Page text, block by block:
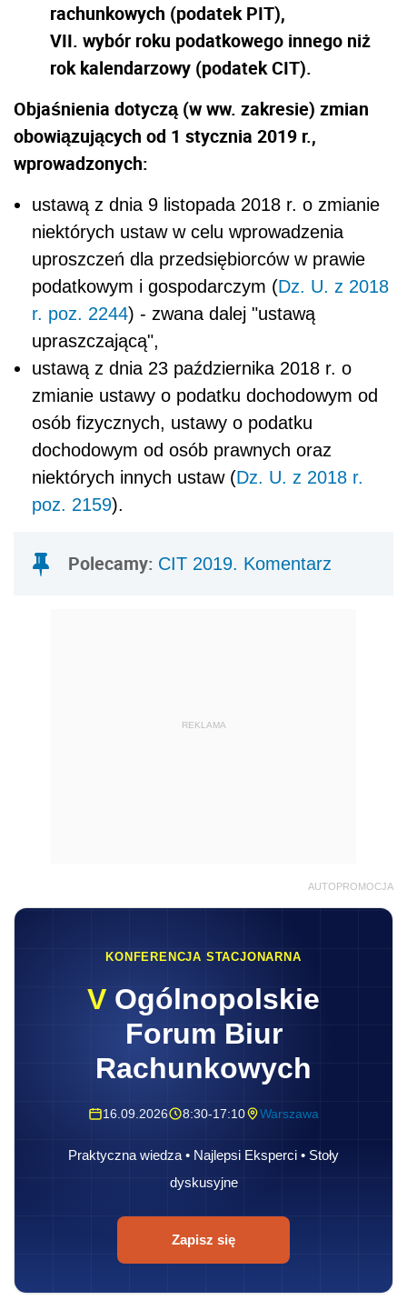
rachunkowych (podatek PIT),
VII. wybór roku podatkowego innego niż
rok kalendarzowy (podatek CIT).
Objaśnienia dotyczą (w ww. zakresie) zmian
obowiązujących od 1 stycznia 2019 r.,
wprowadzonych:
ustawą z dnia 9 listopada 2018 r. o zmianie
niektórych ustaw w celu wprowadzenia
uproszczeń dla przedsiębiorców w prawie
podatkowym i gospodarczym (Dz. U. z 2018
r. poz. 2244) - zwana dalej "ustawą
upraszczającą",
ustawą z dnia 23 października 2018 r. o
zmianie ustawy o podatku dochodowym od
osób fizycznych, ustawy o podatku
dochodowym od osób prawnych oraz
niektórych innych ustaw (Dz. U. z 2018 r.
poz. 2159).
Polecamy: CIT 2019. Komentarz
REKLAMA
AUTOPROMOCJA
KONFERENCJA STACJONARNA
V Ogólnopolskie
Forum Biur
Rachunkowych
16.09.2026 8:30-17:10 Warszawa
Praktyczna wiedza • Najlepsi Eksperci • Stoły
dyskusyjne
Zapisz się